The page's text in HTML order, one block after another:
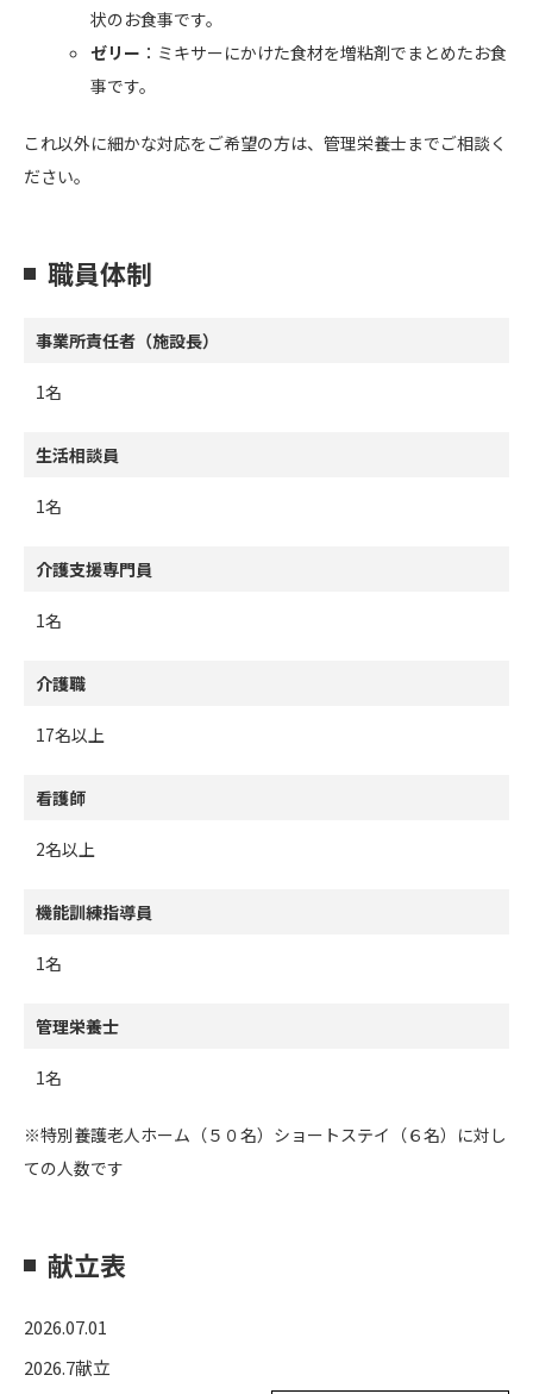
状のお食事です。
ゼリー ：ミキサーにかけた食材を増粘剤でまとめたお食
事です。
これ以外に細かな対応をご希望の方は、管理栄養士までご相談く
ださい。
職員体制
事業所責任者（施設長）
1名
生活相談員
1名
介護支援専門員
1名
介護職
17名以上
看護師
2名以上
機能訓練指導員
1名
管理栄養士
1名
※特別養護老人ホーム（５０名）ショートステイ（６名）に対し
ての人数です
献立表
2026.07.01
2026.7献立